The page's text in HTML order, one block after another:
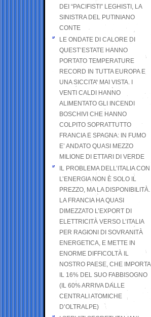
DEI “PACIFISTI” LEGHISTI, LA
SINISTRA DEL PUTINIANO
CONTE
LE ONDATE DI CALORE DI
QUEST’ESTATE HANNO
PORTATO TEMPERATURE
RECORD IN TUTTA EUROPA E
UNA SICCITA’ MAI VISTA. I
VENTI CALDI HANNO
ALIMENTATO GLI INCENDI
BOSCHIVI CHE HANNO
COLPITO SOPRATTUTTO
FRANCIA E SPAGNA: IN FUMO
E’ ANDATO QUASI MEZZO
MILIONE DI ETTARI DI VERDE
IL PROBLEMA DELL’ITALIA CON
L’ENERGIA NON È SOLO IL
PREZZO, MA LA DISPONIBILITÀ.
LA FRANCIA HA QUASI
DIMEZZATO L’EXPORT DI
ELETTRICITÀ VERSO L’ITALIA
PER RAGIONI DI SOVRANITÀ
ENERGETICA, E METTE IN
ENORME DIFFICOLTÀ IL
NOSTRO PAESE, CHE IMPORTA
IL 16% DEL SUO FABBISOGNO
(IL 60% ARRIVA DALLE
CENTRALI ATOMICHE
D’OLTRALPE)